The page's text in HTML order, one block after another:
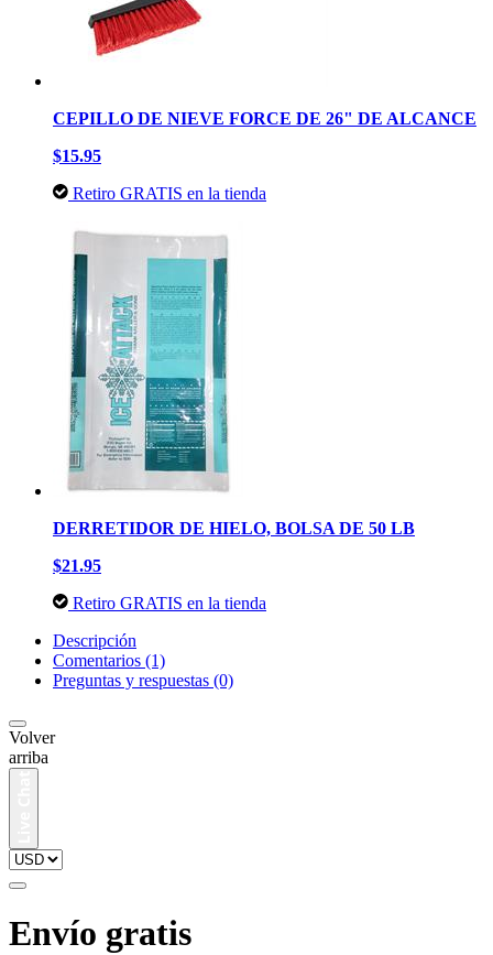
CEPILLO DE NIEVE FORCE DE 26" DE ALCANCE
$15.95
Retiro GRATIS en la tienda
DERRETIDOR DE HIELO, BOLSA DE 50 LB
$21.95
Retiro GRATIS en la tienda
Descripción
Comentarios (1)
Preguntas y respuestas (0)
Volver
arriba
Envío gratis